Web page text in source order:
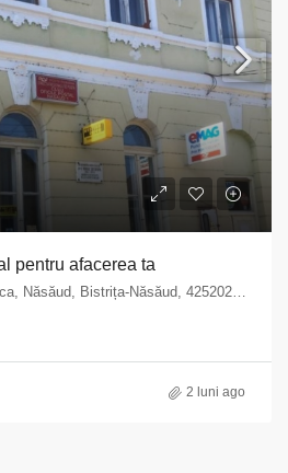
pentru afacerea ta
Strada Virgil Sotropa, Lușca, Năsăud, Bistrița-Năsăud, 425202, Romania
2 luni ago